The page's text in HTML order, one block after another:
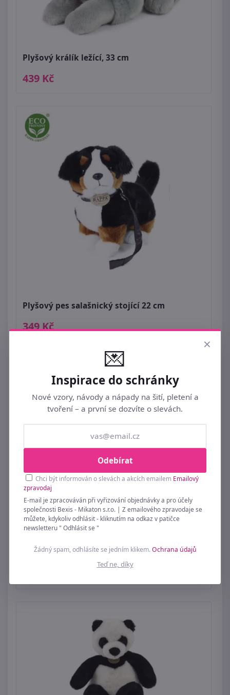
Plyšový králík ležící, 33 cm
439 Kč
Plyšový pes salašnický stojící 22 cm
349 Kč
Plyšový labrador 18 cm
×
💌
Inspirace do schránky
Nové vzory, návody a nápady na šití, pletení a
tvoření – a první se dozvíte o slevách.
Odebírat
Chci být informován o slevách a akcích emailem Emailový
zpravodaj
E-mail je zpracováván při vyřizování objednávky a pro účely
společnosti Bexis - Mikaton s.r.o. | Z emailového zpravodaje se
můžete, kdykoliv odhlásit - kliknutím na odkaz v patičce
newsletteru " Odhlásit se "
Žádný spam, odhlásíte se jedním klikem.Ochrana údajů
Teď ne, díky